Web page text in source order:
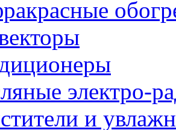
электро-
и